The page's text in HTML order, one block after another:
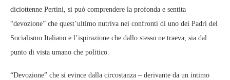
diciottenne Pertini, si può comprendere la profonda e sentita
“devozione” che quest’ultimo nutriva nei confronti di uno dei Padri del
Socialismo Italiano e l’ispirazione che dallo stesso ne traeva, sia dal
punto di vista umano che politico.
“Devozione” che si evince dalla circostanza – derivante da un intimo